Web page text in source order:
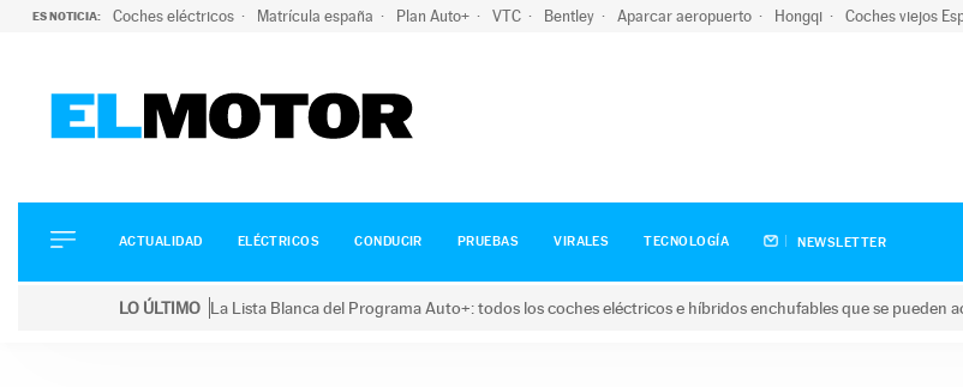
ES NOTICIA: Coches eléctricos Matrícula españa Plan Auto+ VTC Bentley Aparcar aeropuerto Hongqi Coches viejos
ELÉCTRICOS
CONDUCIR
ACTUALIDAD ELÉCTRICOS CONDUCIR PRUEBAS VIRALES TECNOLOGÍA NEWSLETTER
LO ÚLTIMO La Lista Blanca del Programa Auto+: todos los coches eléctricos e híbridos enchufables que se pueden